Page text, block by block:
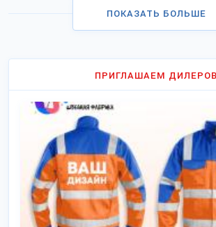
ПОКАЗАТЬ БОЛЬШЕ
ПРИГЛАШАЕМ ДИЛЕРОВ